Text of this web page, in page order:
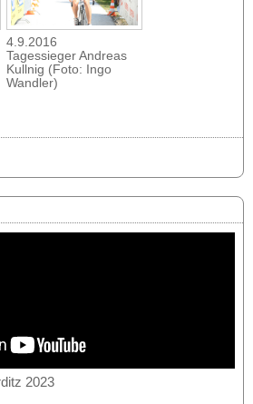
4.9.2016
Tagessieger Andreas
Kullnig (Foto: Ingo
Wandler)
2023